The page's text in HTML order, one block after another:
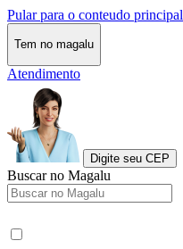
Pular para o conteudo principal
Tem no magalu
Atendimento
Digite seu CEP
Buscar no Magalu